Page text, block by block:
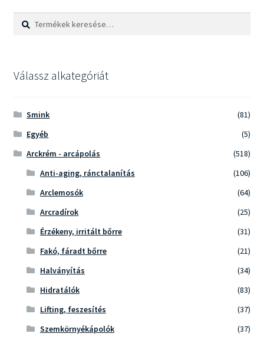
Keresés
Keresés
Válassz alkategóriát
Smink
(81)
Egyéb
(5)
Arckrém - arcápolás
(518)
Anti-aging, ránctalanítás
(106)
Arclemosók
(64)
Arcradírok
(25)
Érzékeny, irritált bőrre
(31)
Fakó, fáradt bőrre
(21)
Halványítás
(34)
Hidratálók
(83)
Lifting, feszesítés
(37)
Szemkörnyékápolók
(37)